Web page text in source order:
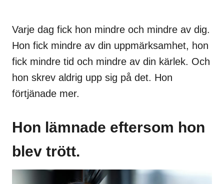
Varje dag fick hon mindre och mindre av dig.
Hon fick mindre av din uppmärksamhet, hon
fick mindre tid och mindre av din kärlek. Och
hon skrev aldrig upp sig på det. Hon
förtjänade mer.
Hon lämnade eftersom hon
blev trött.